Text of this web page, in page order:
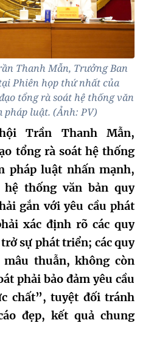
Thanh Mẫn, Trưởng Ban
Phiên họp thứ nhất của
tổng rà soát hệ thống văn
pháp luật. (Ảnh: PV)
Trần Thanh Mẫn,
tổng rà soát hệ thống
pháp luật nhấn mạnh,
thống văn bản quy
gắn với yêu cầu phát
xác định rõ các quy
sự phát triển; các quy
thuẫn, không còn
phải bảo đảm yêu cầu
chất”, tuyệt đối tránh
đẹp, kết quả chung